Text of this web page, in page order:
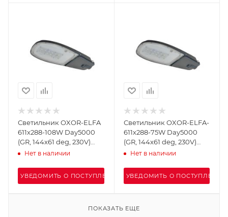
Светильник OXOR-ELFA
611х288-108W Day5000
(GR, 144x61 deg, 230V)
IP65 (Arlight, -)
Нет в наличии
УВЕДОМИТЬ О ПОСТУПЛЕНИИ
Светильник OXOR-ELFA-
611х288-75W Day5000
(GR, 144x61 deg, 230V)
IP65 (Arlight, -)
Нет в наличии
УВЕДОМИТЬ О ПОСТУПЛЕНИИ
ПОКАЗАТЬ ЕЩЕ